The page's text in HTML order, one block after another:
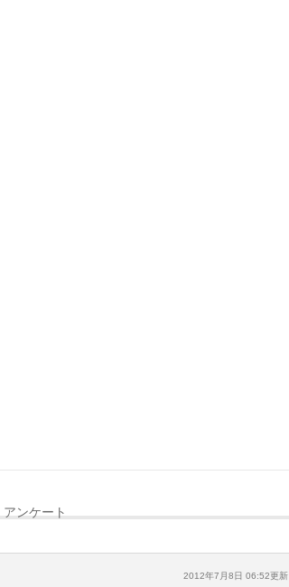
アンケート
2012年7月8日 06:52更新